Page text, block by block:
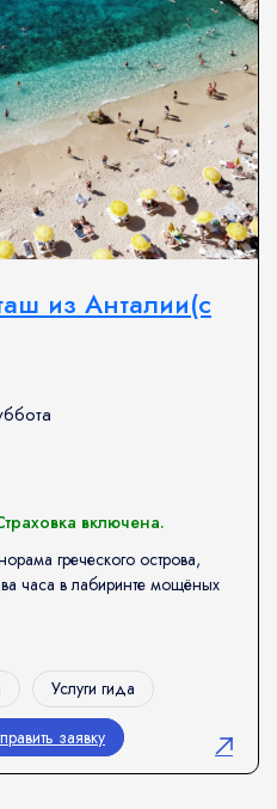
из Анталии(с
включена.
греческого острова,
часа в лабиринте мощёных
Услуги гида
заявку